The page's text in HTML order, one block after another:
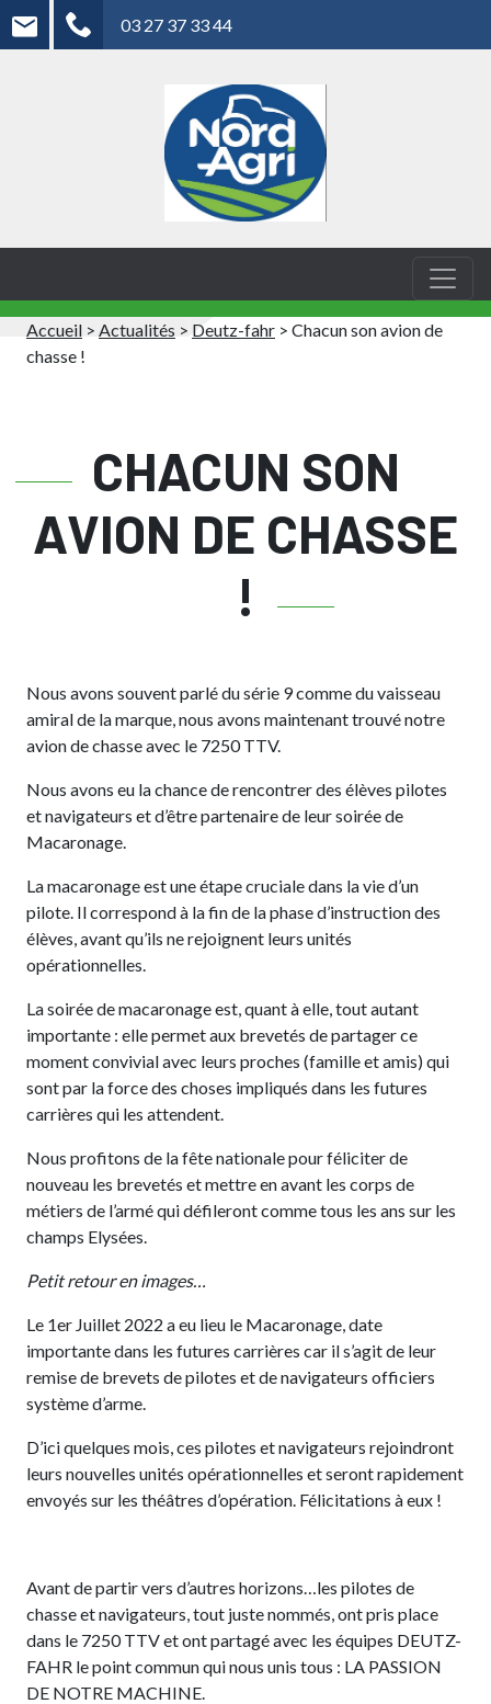
03 27 37 33 44
Accueil > Actualités > Deutz-fahr > Chacun son avion de
chasse !
CHACUN SON
AVION DE CHASSE
!
Nous avons souvent parlé du série 9 comme du vaisseau
amiral de la marque, nous avons maintenant trouvé notre
avion de chasse avec le 7250 TTV.
Nous avons eu la chance de rencontrer des élèves pilotes
et navigateurs et d’être partenaire de leur soirée de
Macaronage.
La macaronage est une étape cruciale dans la vie d’un
pilote. Il correspond à la fin de la phase d’instruction des
élèves, avant qu’ils ne rejoignent leurs unités
opérationnelles.
La soirée de macaronage est, quant à elle, tout autant
importante : elle permet aux brevetés de partager ce
moment convivial avec leurs proches (famille et amis) qui
sont par la force des choses impliqués dans les futures
carrières qui les attendent.
Nous profitons de la fête nationale pour féliciter de
nouveau les brevetés et mettre en avant les corps de
métiers de l’armé qui défileront comme tous les ans sur les
champs Elysées.
Petit retour en images…
Le 1er Juillet 2022 a eu lieu le Macaronage, date
importante dans les futures carrières car il s’agit de leur
remise de brevets de pilotes et de navigateurs officiers
système d’arme.
D’ici quelques mois, ces pilotes et navigateurs rejoindront
leurs nouvelles unités opérationnelles et seront rapidement
envoyés sur les théâtres d’opération. Félicitations à eux !
Avant de partir vers d’autres horizons…les pilotes de
chasse et navigateurs, tout juste nommés, ont pris place
dans le 7250 TTV et ont partagé avec les équipes DEUTZ-
FAHR le point commun qui nous unis tous : LA PASSION
DE NOTRE MACHINE.